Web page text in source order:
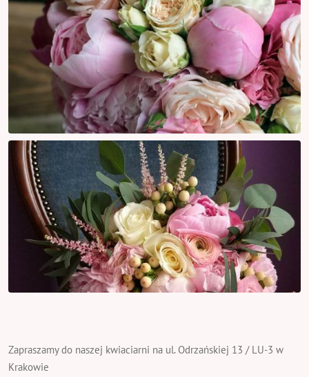
Zapraszamy do naszej kwiaciarni na ul. Odrzańskiej 13 / LU-3 w
Krakowie